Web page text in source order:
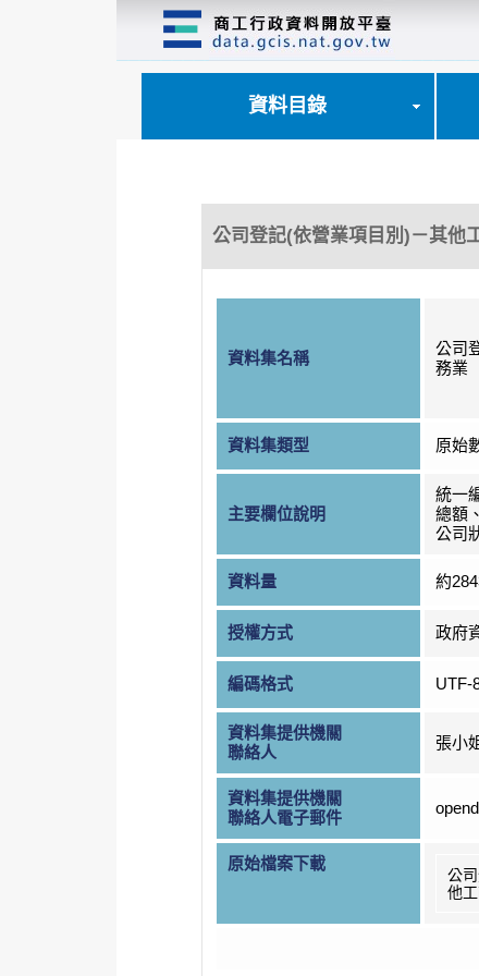
資料目錄
公司登記(依營業項目別)－其他
資料集名稱
公司
務業
資料集類型 原始
主要欄位說明
統一
總額
公司
資料量 約
授權方式 政府
編碼格式 UTF-
資料集提供機關
聯絡人
張小
資料集提供機關
聯絡人電子郵件
原始檔案下載
公
他